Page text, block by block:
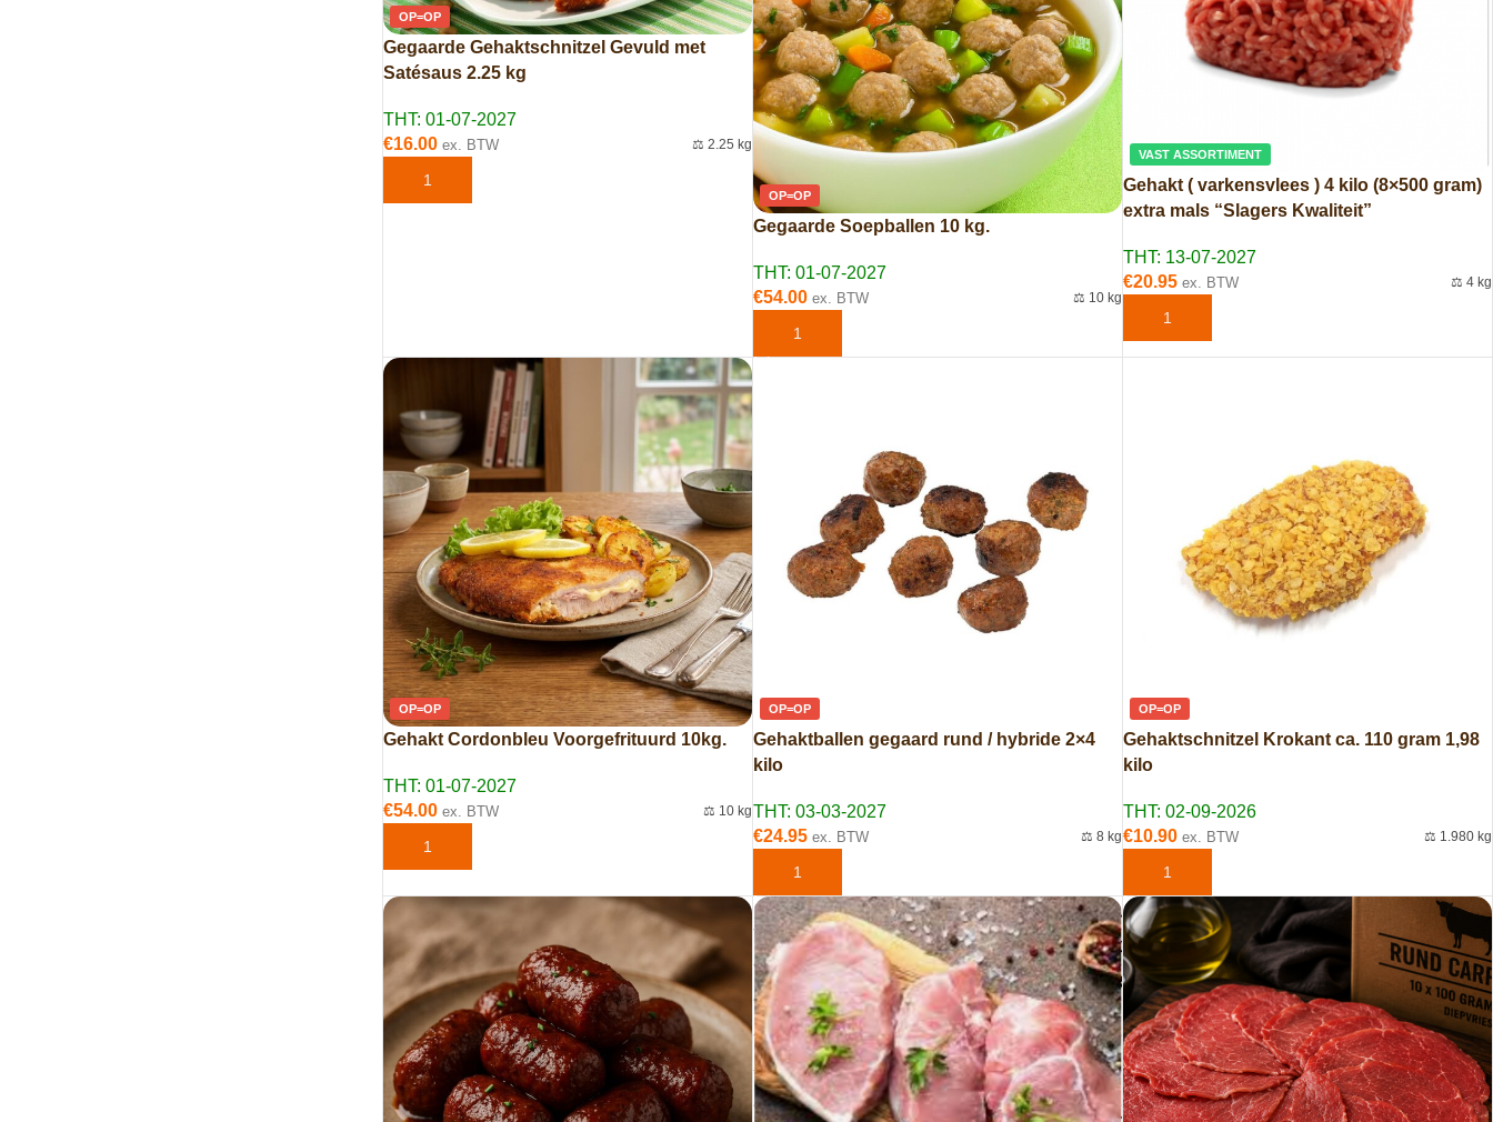
OP=OP
Gegaarde Gehaktschnitzel Gevuld met
Satésaus 2.25 kg
THT: 01-07-2027
€16.00ex. BTW ⚖️ 2.25 kg
TOEVOEGEN AAN WINKELWAGEN
OP=OP
Gegaarde Soepballen 10 kg.
THT: 01-07-2027
€54.00ex. BTW ⚖️ 10 kg
TOEVOEGEN AAN WINKELWAGEN
VAST ASSORTIMENT
Gehakt ( varkensvlees ) 4 kilo (8×500 gram)
extra mals “Slagers Kwaliteit”
THT: 13-07-2027
€20.95ex. BTW ⚖️ 4 kg
TOEVOEGEN AAN WINKELWAGEN
OP=OP
Gehakt Cordonbleu Voorgefrituurd 10kg.
THT: 01-07-2027
€54.00ex. BTW ⚖️ 10 kg
TOEVOEGEN AAN WINKELWAGEN
OP=OP
Gehaktballen gegaard rund / hybride 2×4
kilo
THT: 03-03-2027
€24.95ex. BTW ⚖️ 8 kg
TOEVOEGEN AAN WINKELWAGEN
OP=OP
Gehaktschnitzel Krokant ca. 110 gram 1,98
kilo
THT: 02-09-2026
€10.90ex. BTW ⚖️ 1.980 kg
TOEVOEGEN AAN WINKELWAGEN